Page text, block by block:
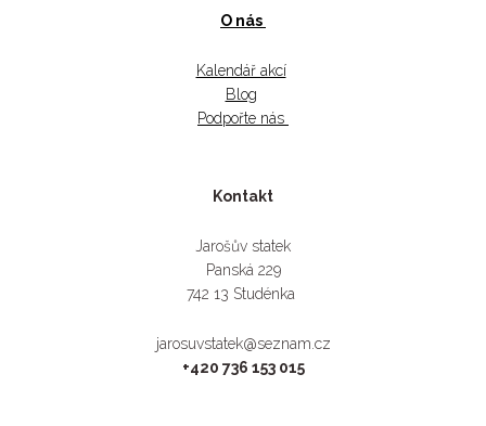
O nás
Kalendář akcí
Blog
Podpořte nás
Kontakt
Jarošův statek
Panská 229
742 13 Studénka
jarosuvstatek@seznam.cz
+420 736 153 015